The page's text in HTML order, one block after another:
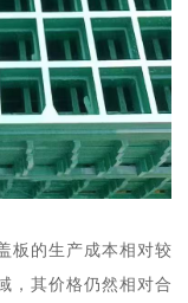
板的生产成本相对较
，其价格仍然相对合